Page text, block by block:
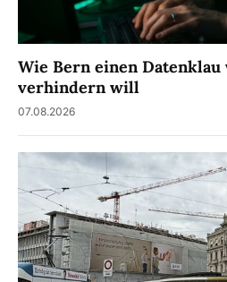
Wie Bern einen Datenklau
verhindern will
07.08.2026